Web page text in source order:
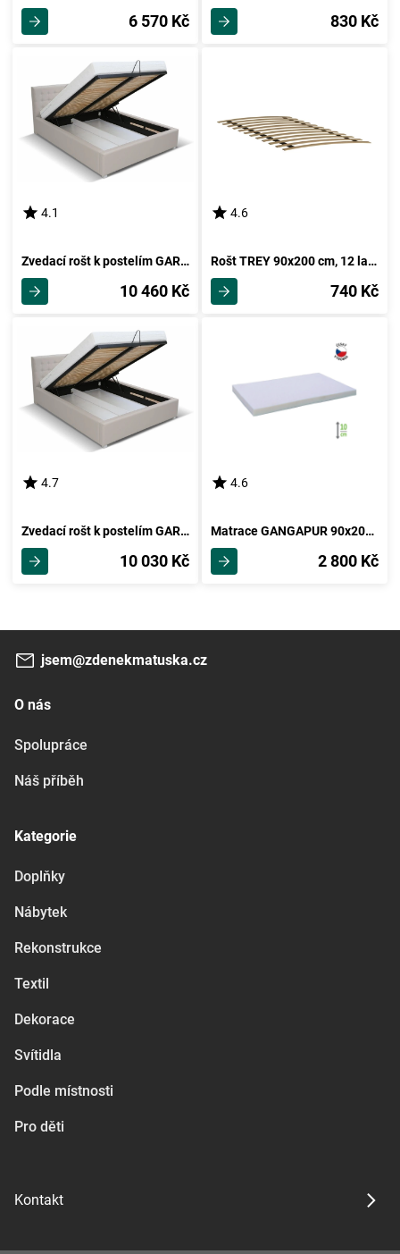
6 570 Kč 830 Kč
4.1
Zvedací rošt k postelím GARGE 180
10 460 Kč
4.6
Rošt TREY 90x200 cm, 12 lamel
740 Kč
4.7
Zvedací rošt k postelím GARGE 160
10 030 Kč
4.6
Matrace GANGAPUR 90x200 cm bez potahu
2 800 Kč
jsem@zdenekmatuska.cz
O nás
Spolupráce
Náš příběh
Kategorie
Doplňky
Nábytek
Rekonstrukce
Textil
Dekorace
Svítidla
Podle místnosti
Pro děti
Kontakt